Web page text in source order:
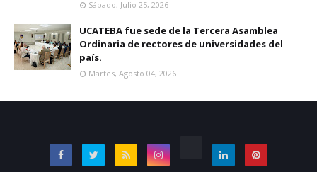
Sábado, Julio 25, 2026
UCATEBA fue sede de la Tercera Asamblea
Ordinaria de rectores de universidades del
país.
Martes, Agosto 04, 2026